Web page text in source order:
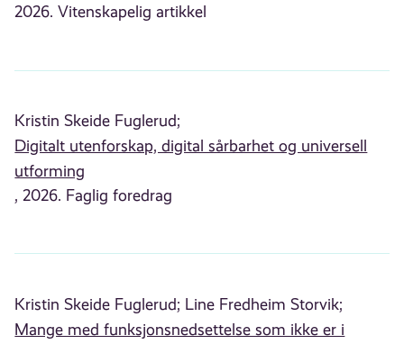
2026. Vitenskapelig artikkel
Kristin Skeide Fuglerud;
Digitalt utenforskap, digital sårbarhet og universell
utforming
, 2026. Faglig foredrag
Kristin Skeide Fuglerud; Line Fredheim Storvik;
Mange med funksjonsnedsettelse som ikke er i